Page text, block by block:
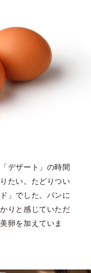
デザート」の時間
たい。たどりつい
」でした。パンに
りと感じていただ
卵を加えていま